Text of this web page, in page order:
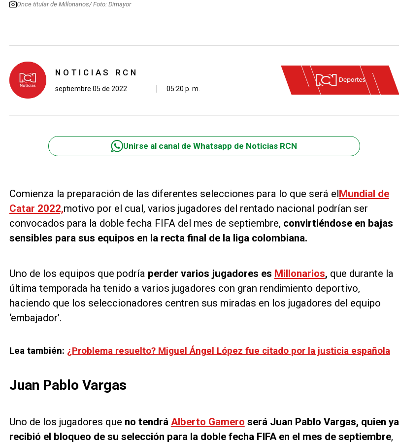
Once titular de Millonarios/ Foto: Dimayor
NOTICIAS RCN
septiembre 05 de 2022 05:20 p. m.
Unirse al canal de Whatsapp de Noticias RCN
Comienza la preparación de las diferentes selecciones para lo que será elMundial de
Catar 2022,motivo por el cual, varios jugadores del rentado nacional podrían ser
convocados para la doble fecha FIFA del mes de septiembre, convirtiéndose en bajas
sensibles para sus equipos en la recta final de la liga colombiana.
Uno de los equipos que podría perder varios jugadores es Millonarios, que durante la
última temporada ha tenido a varios jugadores con gran rendimiento deportivo,
haciendo que los seleccionadores centren sus miradas en los jugadores del equipo
‘embajador’.
Lea también: ¿Problema resuelto? Miguel Ángel López fue citado por la justicia española
Juan Pablo Vargas
Uno de los jugadores que no tendrá Alberto Gamero será Juan Pablo Vargas, quien ya
recibió el bloqueo de su selección para la doble fecha FIFA en el mes de septiembre,